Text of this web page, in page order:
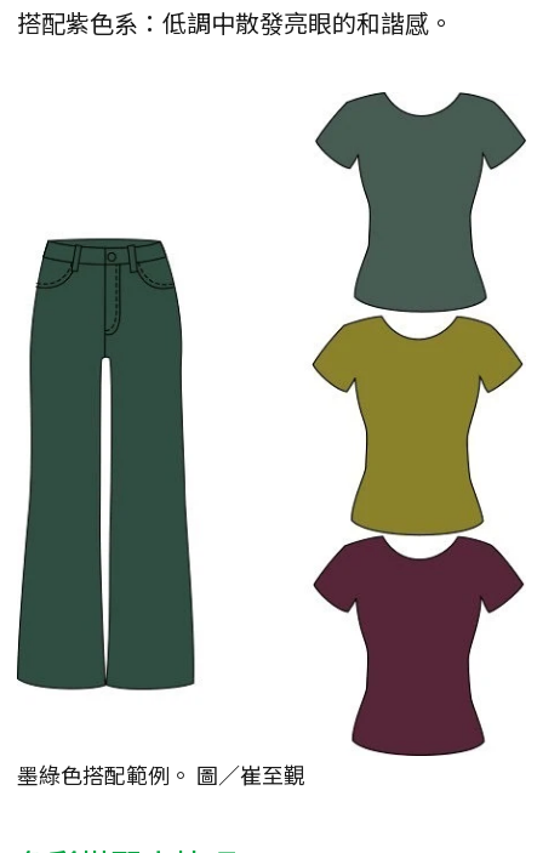
搭配紫色系：低調中散發亮眼的和諧感。
墨綠色搭配範例。 圖／崔至覲